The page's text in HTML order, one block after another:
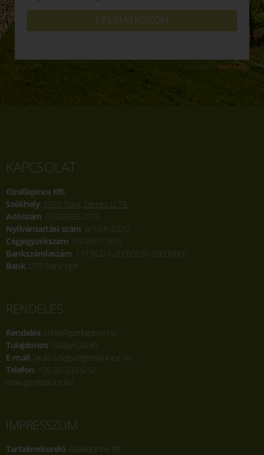
KAPCSOLAT
Gizellapince Kft.
Székhely: 3910 Tokaj, Dienes u. 78.
Adószám: 13420635-2-05
Nyilvántartási szám: B/10/K/2020
Cégjegyzékszám: 05-09-011876
Bankszámlaszám: 11734224-20005636-00000000
Bank: OTP Bank Nyrt.
RENDELÉS
Rendelés: shop@gizellapince.hu
Tulajdonos: Szilágyi László
E-mail: laszlo.szilagyi@gizellapince.hu
Telefon: +36-20-2333212
www.gizellapince.hu
IMPRESSZUM
Tartalomkezelő: Gizellapince Kft.